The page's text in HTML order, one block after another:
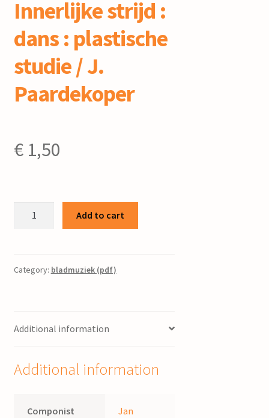
Innerlijke strijd :
dans : plastische
studie / J.
Paardekoper
€1,50
:
J.
Add to cart
Category: bladmuziek (pdf)
Additional information
Additional information
Componist
Jan